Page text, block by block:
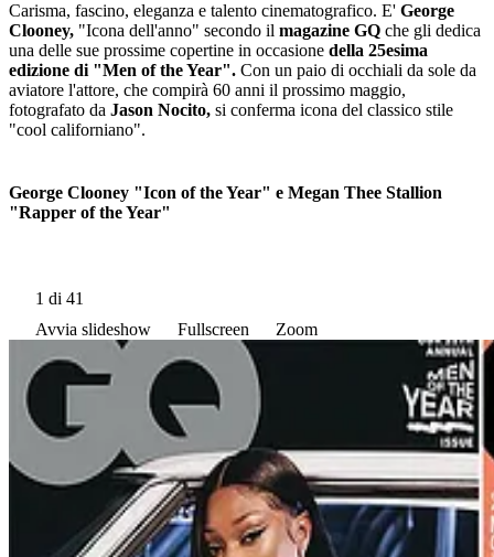
Carisma, fascino, eleganza e talento cinematografico. E' George
Clooney, "Icona dell'anno" secondo il magazine GQ che gli dedica
una delle sue prossime copertine in occasione della 25esima
edizione di "Men of the Year". Con un paio di occhiali da sole da
aviatore l'attore, che compirà 60 anni il prossimo maggio,
fotografato da Jason Nocito, si conferma icona del classico stile
"cool californiano".
George Clooney "Icon of the Year" e Megan Thee Stallion
"Rapper of the Year"
1 di 41
Avvia slideshow
Fullscreen Zoom